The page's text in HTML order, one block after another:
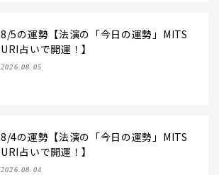
8/5の運勢【法演の「今日の運勢」MITS
URI占いで開運！】
2026.08.05
8/4の運勢【法演の「今日の運勢」MITS
URI占いで開運！】
2026.08.04